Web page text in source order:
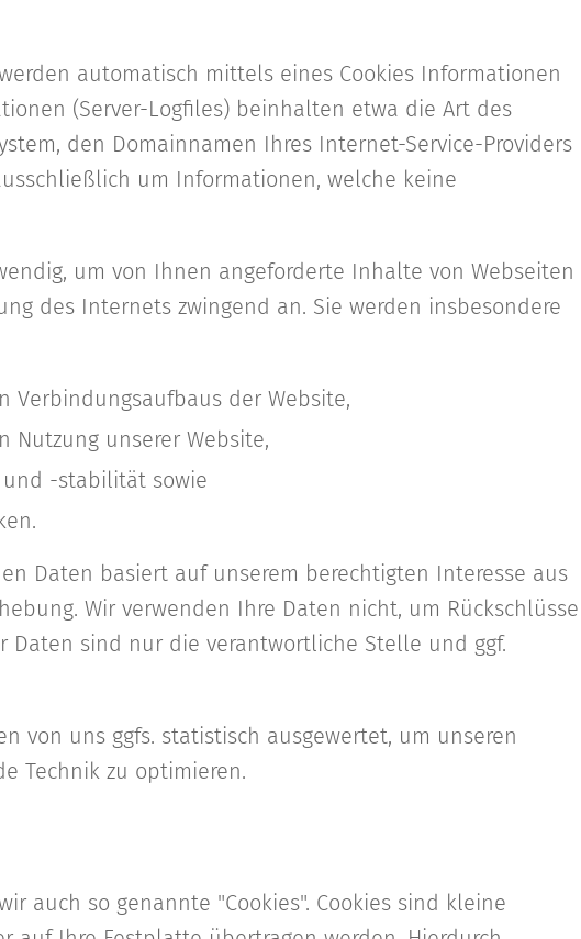
automatisch mittels eines Cookies Informationen
(Server-Logfiles) beinhalten etwa die Art des
den Domainnamen Ihres Internet-Service-Providers
um Informationen, welche keine
um von Ihnen angeforderte Inhalte von Webseiten
des Internets zwingend an. Sie werden insbesondere
Verbindungsaufbaus der Website,
Nutzung unserer Website,
und -stabilität sowie
Daten basiert auf unserem berechtigten Interesse aus
Wir verwenden Ihre Daten nicht, um Rückschlüsse
Daten sind nur die verantwortliche Stelle und ggf.
von uns ggfs. statistisch ausgewertet, um unseren
Technik zu optimieren.
auch so genannte "Cookies". Cookies sind kleine